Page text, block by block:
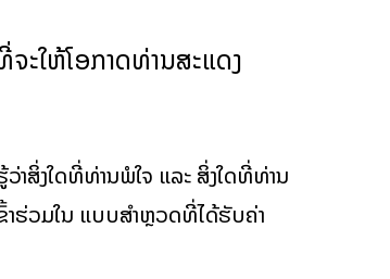
ໃຫ້ໂອກາດທ່ານສະແດງ
ສິ່ງໃດທີ່ທ່ານພໍໃຈ ແລະ ສິ່ງໃດທີ່ທ່ານ
າຮ່ວມໃນ ແບບສຳຫຼວດທີ່ໄດ້ຮັບຄ່າ